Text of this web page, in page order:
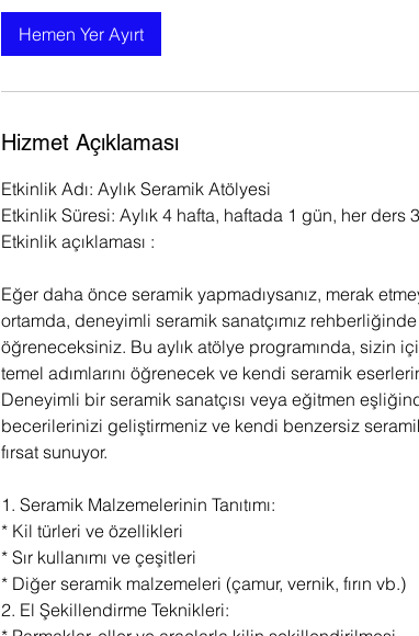
Hemen Yer Ayırt
Hizmet Açıklaması
Etkinlik Adı: Aylık Seramik Atölyesi
Etkinlik Süresi: Aylık 4 hafta, haftada 1 gün, her ders
Etkinlik açıklaması :
Eğer daha önce seramik yapmadıysanız, merak
ortamda, deneyimli seramik sanatçımız
öğreneceksiniz. Bu aylık atölye programında, sizin
temel adımlarını öğrenecek ve kendi seramik
Deneyimli bir seramik sanatçısı veya eğitmen
becerilerinizi geliştirmeniz ve kendi benzersiz
fırsat sunuyor.
1. Seramik Malzemelerinin Tanıtımı:
* Kil türleri ve özellikleri
* Sır kullanımı ve çeşitleri
* Diğer seramik malzemeleri (çamur, vernik, fırın vb.)
2. El Şekillendirme Teknikleri: